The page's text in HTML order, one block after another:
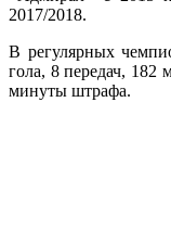
2017/2018.
В регулярных
гола, 8 передач,
минуты штрафа.